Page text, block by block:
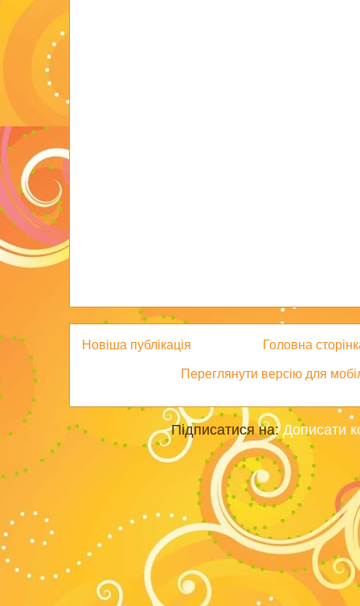
Новіша публікація Головна
Переглянути версію для
Підписатися на:Дописати